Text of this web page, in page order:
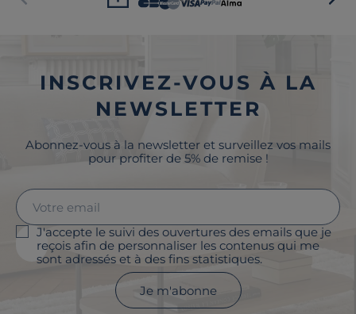
INSCRIVEZ-VOUS À LA
NEWSLETTER
Abonnez-vous à la newsletter et surveillez vos mails
pour profiter de 5% de remise !
J'accepte le suivi des ouvertures des emails que je
reçois afin de personnaliser les contenus qui me
sont adressés et à des fins statistiques.
Je m'abonne